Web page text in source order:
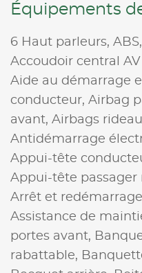
Équipements
6 Haut parleurs, ABS,
Accoudoir central
Aide au démarrage
conducteur, Airbag
avant, Airbags
Antidémarrage
Appui-tête
Appui-tête passager
Arrêt et
Assistance de
portes avant,
rabattable,